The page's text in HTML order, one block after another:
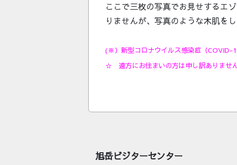
ここで三枚の写真でお見せするエ
りませんが、写真のような木肌をし
(※）新型コロナウイルス感染症（COVID-
☆ 遠方にお住まいの方は申し訳ありませ
旭岳ビジターセンター